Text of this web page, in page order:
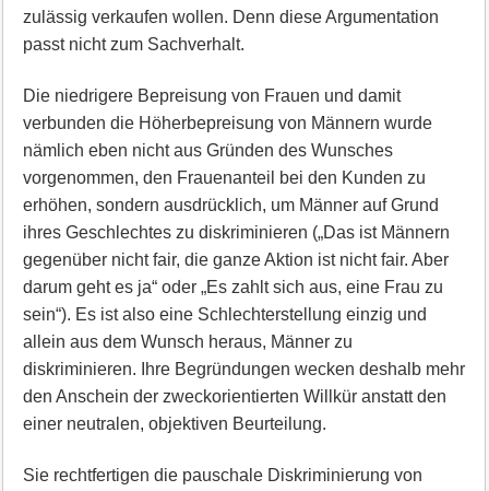
zulässig verkaufen wollen. Denn diese Argumentation
passt nicht zum Sachverhalt.
Die niedrigere Bepreisung von Frauen und damit
verbunden die Höherbepreisung von Männern wurde
nämlich eben nicht aus Gründen des Wunsches
vorgenommen, den Frauenanteil bei den Kunden zu
erhöhen, sondern ausdrücklich, um Männer auf Grund
ihres Geschlechtes zu diskriminieren („Das ist Männern
gegenüber nicht fair, die ganze Aktion ist nicht fair. Aber
darum geht es ja“ oder „Es zahlt sich aus, eine Frau zu
sein“). Es ist also eine Schlechterstellung einzig und
allein aus dem Wunsch heraus, Männer zu
diskriminieren. Ihre Begründungen wecken deshalb mehr
den Anschein der zweckorientierten Willkür anstatt den
einer neutralen, objektiven Beurteilung.
Sie rechtfertigen die pauschale Diskriminierung von